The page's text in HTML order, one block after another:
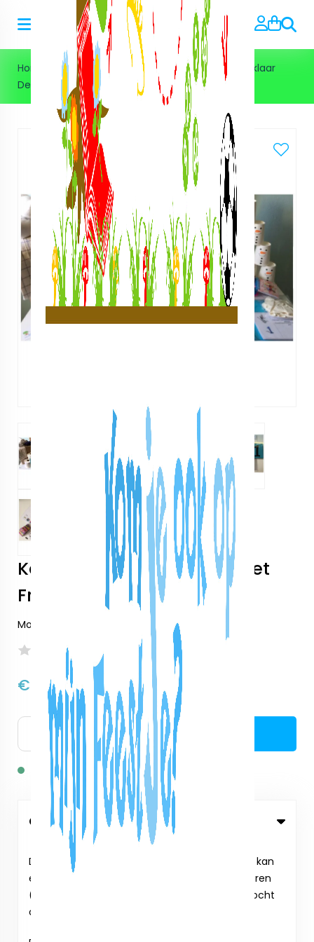
Home Kant en klare feestpakketten>
Kant en klaar
DeLuxe pakket Frozen
Kant en klaar DeLuxe pakket
Frozen
Model:
Kant en klaar DeLuxe pakket Frozen
Nog niet beoordeeld
€65,00 excl. btw: €53,72
Bestellen
Op voorraad: 1
Omschrijving
Dit pakket is standaard voor 10 kinderen, maar kan
eenvoudig worden uitgebreid voor meer kinderen
(meerprijs € 2,50 per kind). Deze leuke speurtocht
organiseer je in een handomdraai.